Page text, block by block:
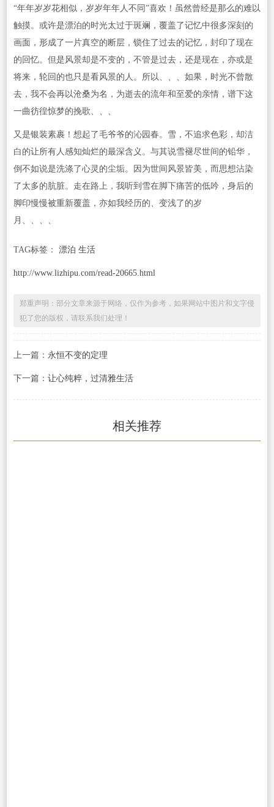
“年年岁岁花相似，岁岁年年人不同”喜欢！虽然曾经是那么的难以
触摸。或许是漂泊的时光太过于斑斓，覆盖了记忆中很多深刻的
画面，形成了一片真空的断层，锁住了过去的记忆，封印了现在
的回忆。但是风景却是不变的，不管是过去，还是现在，亦或是
将来，轮回的也只是看风景的人。所以、、、如果，时光不曾散
去，我不会再以沧桑为名，为逝去的流年和至爱的亲情，谱下这
一曲彷徨惊梦的挽歌、、、
又是银装素裹！想起了毛爷爷的沁园春。雪，不追求色彩，却洁
白的让所有人感知灿烂的最深含义。与其说雪褪尽世间的铅华，
倒不如说是洗涤了心灵的尘垢。因为世间风景皆美，而思想沾染
了太多的肮脏。走在路上，我听到雪在脚下痛苦的低吟，身后的
脚印慢慢被重新覆盖，亦如我经历的、变浅了的岁
月、、、、
TAG标签： 漂泊 生活
http://www.lizhipu.com/read-20665.html
郑重声明：部分文章来源于网络，仅作为参考，如果网站中图片和文字侵
犯了您的版权，请联系我们处理！
上一篇： 永恒不变的定理
下一篇： 让心纯粹，过清雅生活
相关推荐